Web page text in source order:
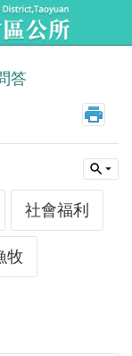
答
社會福利
牧